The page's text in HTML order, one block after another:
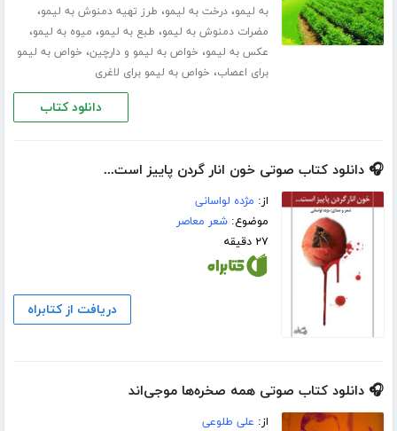
به لیمو،درخت به لیمو، طرز تهیه دمنوش به لیمو،
مضرات دمنوش به لیمو، طبع به لیمو، میوه به لیمو،
عکس به لیمو، خواص به لیمو و دارچین، خواص به لیمو
برای اعصاب، خواص به لیمو برای لاغری
دانلود کتاب
🎧 دانلود کتاب صوتی خون انار گردن پاییز است...
از: مژده لواسانی
موضوع:شعر معاصر
۲۷ دقیقه
دریافت از کتابراه
🎧 دانلود کتاب صوتی همه صخره‌ها موجی‌اند
از: علی طلوعی